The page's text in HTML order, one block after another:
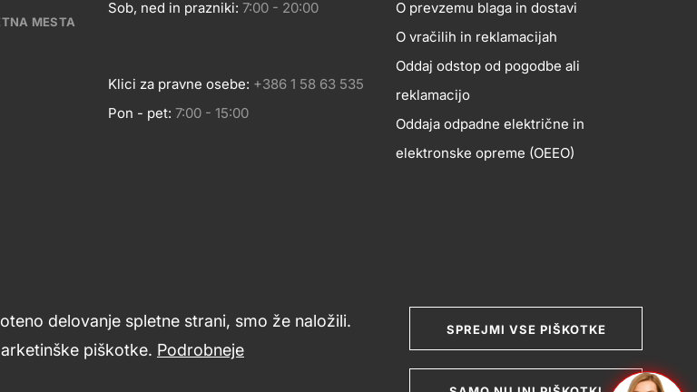
delovanje spletne strani, smo že naložili.
piškotke. Podrobneje
SPREJMI VSE PIŠKOTKE
MESTA
Sob, ned in prazniki: 7:00 - 20:00
Klici za pravne osebe: +386 1 58 63 535
Pon - pet: 7:00 - 15:00
links
O prevzemu blaga in dostavi
O vračilih in reklamacijah
Oddaj odstop od pogodbe ali
reklamacijo
Oddaja odpadne električne in
elektronske opreme (OEEO)
in osebnih podatkov Izvensodno reševanje potrošniških sporov